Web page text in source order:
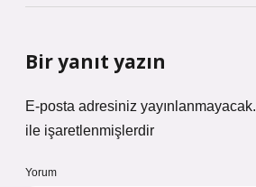
Bir yanıt yazın
E-posta adresiniz yayınlanmayacak.
ile işaretlenmişlerdir
Yorum